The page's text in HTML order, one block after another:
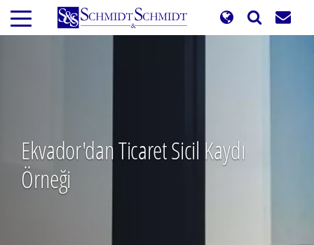
Ana
içeriğe
atla
Ekvador'dan Ticaret Sicil Kaydı
Örneği